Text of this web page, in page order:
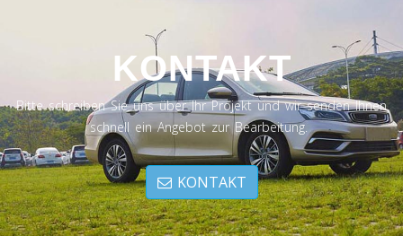
KONTAKT
Bitte schreiben Sie uns über Ihr Projekt und wir senden Ihnen
schnell ein Angebot zur Bearbeitung.
KONTAKT